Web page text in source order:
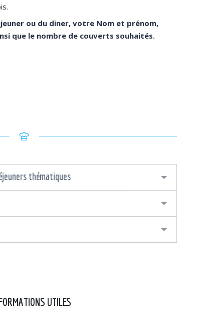
ou du diner, votre Nom et prénom,
que le nombre de couverts souhaités.
thématiques
UTILES